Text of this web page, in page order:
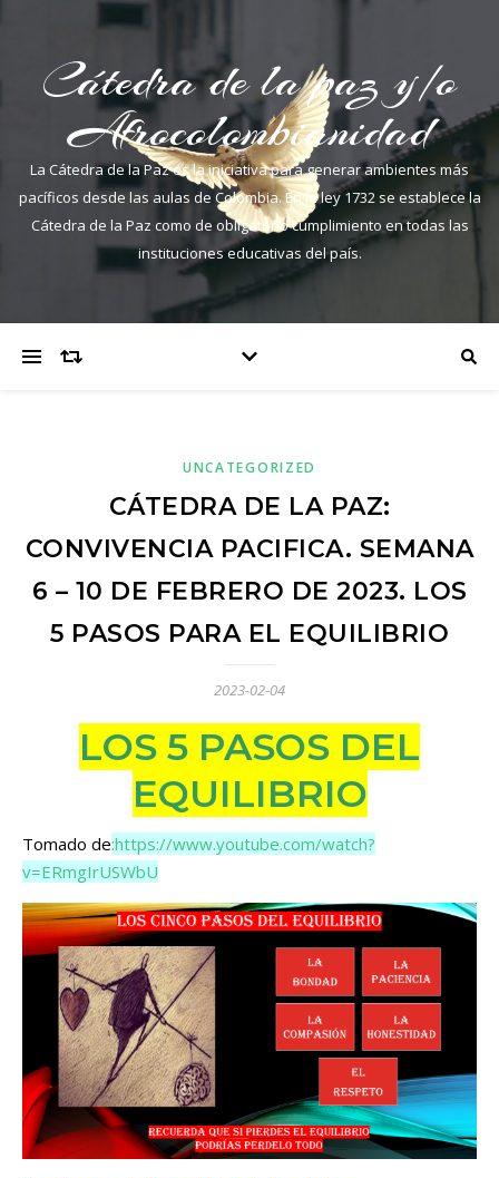
Cátedra de la paz y/o
Afrocolombianidad
La Cátedra de la Paz es la iniciativa para generar ambientes más
pacíficos desde las aulas de Colombia. En la ley 1732 se establece la
Cátedra de la Paz como de obligatorio cumplimiento en todas las
instituciones educativas del país.
UNCATEGORIZED
CÁTEDRA DE LA PAZ:
CONVIVENCIA PACIFICA. SEMANA
6 – 10 DE FEBRERO DE 2023. LOS
5 PASOS PARA EL EQUILIBRIO
2023-02-04
LOS 5 PASOS DEL
EQUILIBRIO
Tomado de:https://www.youtube.com/watch?
v=ERmgIrUSWbU